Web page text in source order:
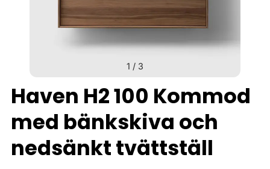
1 / 3
Haven H2 100 Kommod
med bänkskiva och
nedsänkt tvättställ